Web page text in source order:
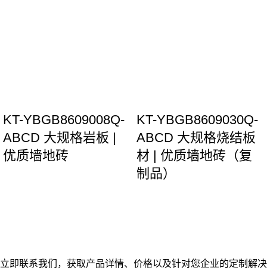
KT-YBGB8609008Q-
ABCD 大规格岩板 |
优质墙地砖
KT-YBGB8609030Q-
ABCD 大规格烧结板
材 | 优质墙地砖（复
制品）
立即联系我们，获取产品详情、价格以及针对您企业的定制解决